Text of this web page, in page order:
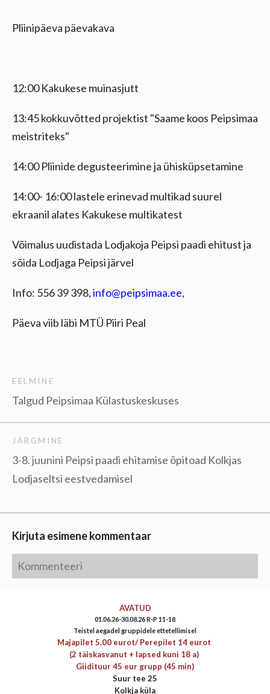
Pliinipäeva päevakava
12:00 Kakukese muinasjutt
13:45 kokkuvõtted projektist "Saame koos Peipsimaa
meistriteks"
14:00 Pliinide degusteerimine ja ühisküpsetamine
14:00- 16:00 lastele erinevad multikad suurel
ekraanil alates Kakukese multikatest
Võimalus uudistada Lodjakoja Peipsi paadi ehitust ja
sõida Lodjaga Peipsi järvel
Info: 556 39 398,info@peipsimaa.ee,
Päeva viib läbi MTÜ Piiri Peal
EELMINE
Talgud Peipsimaa Külastuskeskuses
JÄRGMINE
3-8. juunini Peipsi paadi ehitamise õpitoad Kolkjas
Lodjaseltsi eestvedamisel
Kirjuta esimene kommentaar
AVATUD
01.06.26-30.08.26 R-P 11-18
Teistel aegadel gruppidele ettetellimisel
Majapilet 5.00 eurot/ Perepilet 14 eurot
(2 täiskasvanut + lapsed kuni 18 a)
Giidituur 45 eur grupp (45 min)
Suur tee 25
Kolkja küla